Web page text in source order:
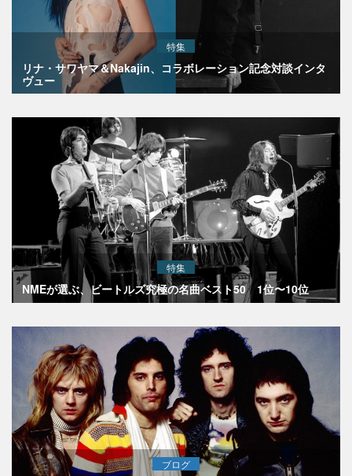
特集
リナ・サワヤマ＆Nakajin、コラボレーション記念対談インタ
ヴュー
特集
NMEが選ぶ、ビートルズ究極の名曲ベスト50 1位〜10位
ブログ